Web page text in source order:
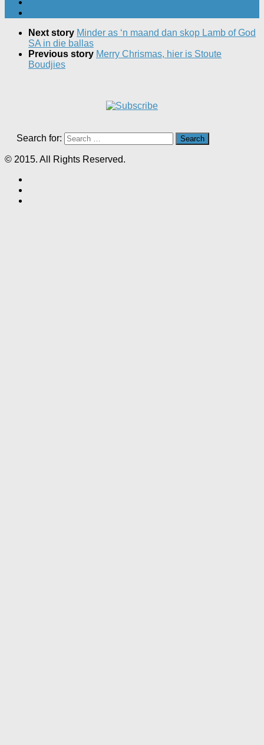
Next story Minder as ‘n maand dan skop Lamb of God
SA in die ballas
Previous story Merry Chrismas, hier is Stoute
Boudjies
Search for:
© 2015. All Rights Reserved.